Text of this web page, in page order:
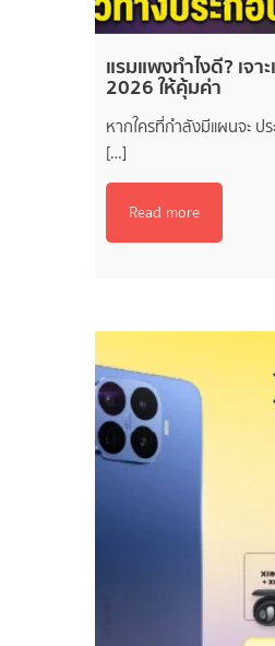
แรมแพงทำไงดี? เจ
2026 ให้คุ้มค่า
หากใครที่กำลังมีแผนจะ
[…]
Read more